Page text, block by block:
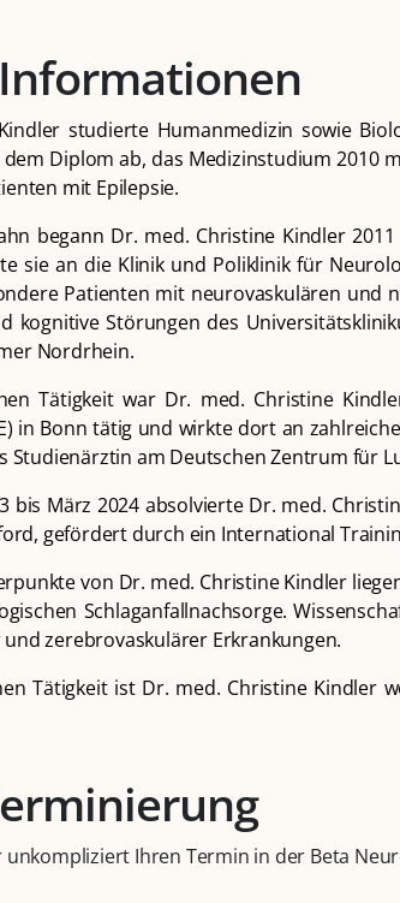
studierte Humanmedizin sowie
Diplom ab, das Medizinstudium
mit Epilepsie.
begann Dr. med. Christine Kindler
sie an die Klinik und Poliklinik für
Patienten mit neurovaskulären und
kognitive Störungen des
Nordrhein.
Tätigkeit war Dr. med. Christine
in Bonn tätig und wirkte dort an
Studienärztin am Deutschen Zentrum für
bis März 2024 absolvierte Dr. med.
gefördert durch ein International
von Dr. med. Christine Kindler
Schlaganfallnachsorge.
zerebrovaskulärer Erkrankungen.
Tätigkeit ist Dr. med. Christine Kindler
unkompliziert Ihren Termin in der Beta